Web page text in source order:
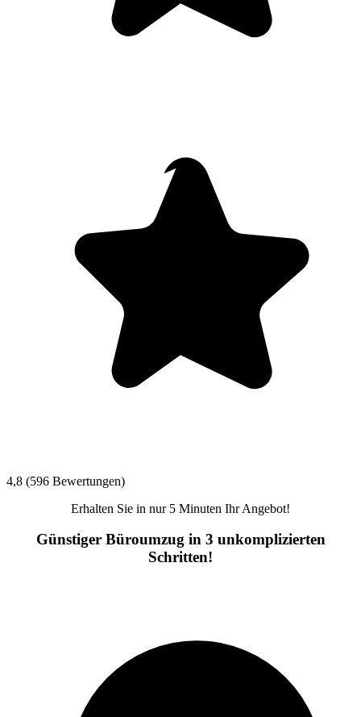
4,8 (596 Bewertungen)
Erhalten Sie in nur 5 Minuten Ihr Angebot!
Günstiger Büroumzug in 3 unkomplizierten
Schritten!